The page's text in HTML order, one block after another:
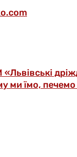
ми їмо, печемо